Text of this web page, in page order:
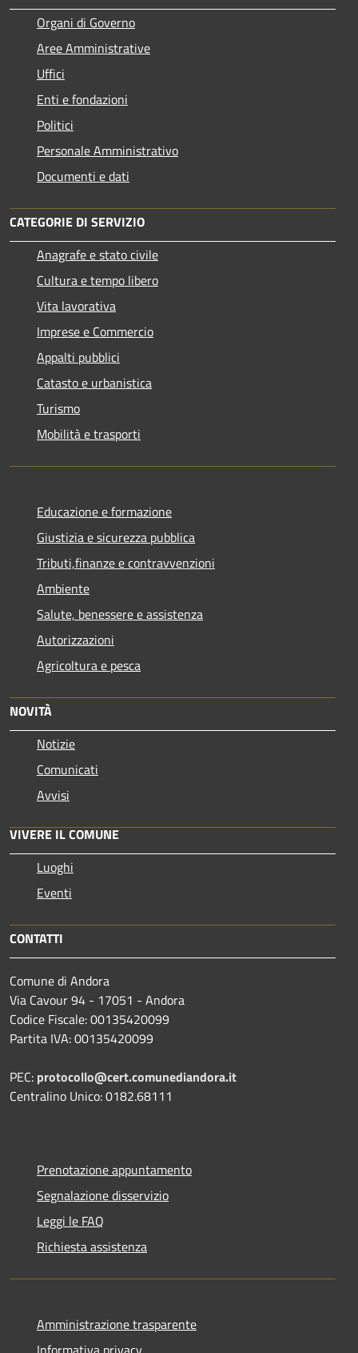
Organi di Governo
Aree Amministrative
Uffici
Enti e fondazioni
Politici
Personale Amministrativo
Documenti e dati
CATEGORIE DI SERVIZIO
Anagrafe e stato civile
Cultura e tempo libero
Vita lavorativa
Imprese e Commercio
Appalti pubblici
Catasto e urbanistica
Turismo
Mobilità e trasporti
Educazione e formazione
Giustizia e sicurezza pubblica
Tributi,finanze e contravvenzioni
Ambiente
Salute, benessere e assistenza
Autorizzazioni
Agricoltura e pesca
NOVITÀ
Notizie
Comunicati
Avvisi
VIVERE IL COMUNE
Luoghi
Eventi
CONTATTI
Comune di Andora
Via Cavour 94 - 17051 - Andora
Codice Fiscale: 00135420099
Partita IVA: 00135420099
PEC: protocollo@cert.comunediandora.it
Centralino Unico: 0182.68111
Prenotazione appuntamento
Segnalazione disservizio
Leggi le FAQ
Richiesta assistenza
Amministrazione trasparente